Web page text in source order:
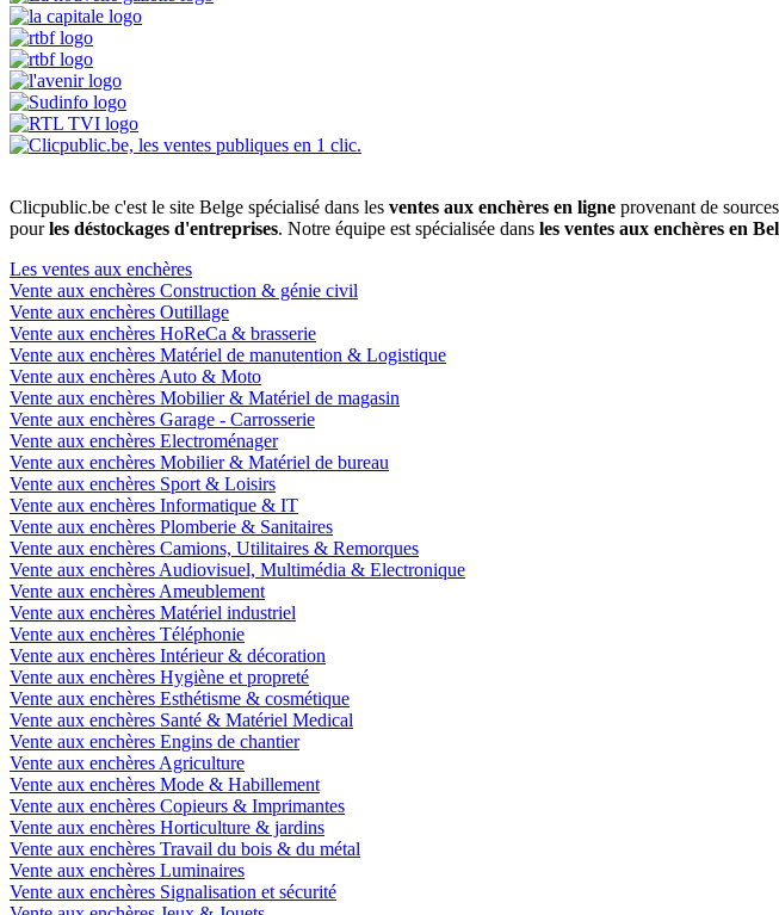
Clicpublic.be c'est le site Belge spécialisé dans les ventes aux enchères en ligne provenant de
pourles déstockages d'entreprises. Notre équipe est spécialisée dans les ventes aux enchères en
Les ventes aux enchères
Vente aux enchères Construction & génie civil
Vente aux enchères Outillage
Vente aux enchères HoReCa & brasserie
Vente aux enchères Matériel de manutention & Logistique
Vente aux enchères Auto & Moto
Vente aux enchères Mobilier & Matériel de magasin
Vente aux enchères Garage - Carrosserie
Vente aux enchères Electroménager
Vente aux enchères Mobilier & Matériel de bureau
Vente aux enchères Sport & Loisirs
Vente aux enchères Informatique & IT
Vente aux enchères Plomberie & Sanitaires
Vente aux enchères Camions, Utilitaires & Remorques
Vente aux enchères Audiovisuel, Multimédia & Electronique
Vente aux enchères Ameublement
Vente aux enchères Matériel industriel
Vente aux enchères Téléphonie
Vente aux enchères Intérieur & décoration
Vente aux enchères Hygiène et propreté
Vente aux enchères Esthétisme & cosmétique
Vente aux enchères Santé & Matériel Medical
Vente aux enchères Engins de chantier
Vente aux enchères Agriculture
Vente aux enchères Mode & Habillement
Vente aux enchères Copieurs & Imprimantes
Vente aux enchères Horticulture & jardins
Vente aux enchères Travail du bois & du métal
Vente aux enchères Luminaires
Vente aux enchères Signalisation et sécurité